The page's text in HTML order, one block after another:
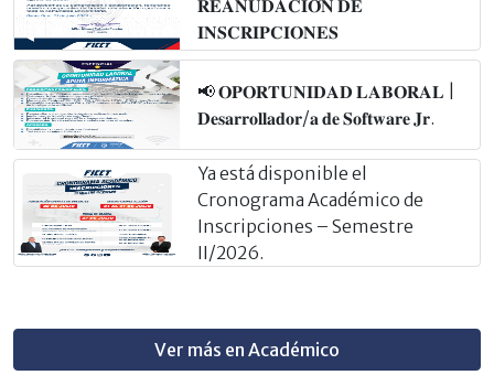
𝐑𝐄𝐀𝐍𝐔𝐃𝐀𝐂𝐈𝐎́𝐍 𝐃𝐄
𝐈𝐍𝐒𝐂𝐑𝐈𝐏𝐂𝐈𝐎𝐍𝐄𝐒
📢 𝐎𝐏𝐎𝐑𝐓𝐔𝐍𝐈𝐃𝐀𝐃 𝐋𝐀𝐁𝐎𝐑𝐀𝐋 |
𝐃𝐞𝐬𝐚𝐫𝐫𝐨𝐥𝐥𝐚𝐝𝐨𝐫/𝐚 𝐝𝐞 𝐒𝐨𝐟𝐭𝐰𝐚𝐫𝐞 𝐉𝐫.
Ya está disponible el
Cronograma Académico de
Inscripciones – Semestre
II/2026.
Ver más en Académico